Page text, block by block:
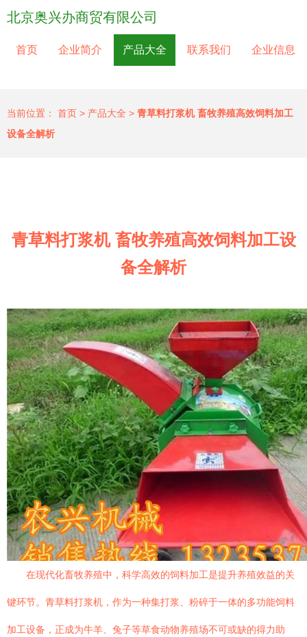
北京奥兴办商贸有限公司
首页 企业简介 产品大全 联系我们 企业信息
当前位置： 首页 > 产品大全 > 青草料打浆机 畜牧养殖高效饲料加工
设备全解析
青草料打浆机 畜牧养殖高效饲料加工设
备全解析
在现代化畜牧养殖中，科学高效的饲料加工是提升养殖效益的关
键环节。青草料打浆机，作为一种集打浆、粉碎于一体的多功能饲料
加工设备，正成为牛羊、兔子等草食动物养殖场不可或缺的得力助